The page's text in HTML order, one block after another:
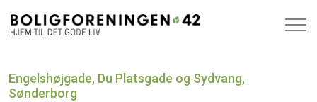
Engelshøjgade, Du Platsgade og Sydvang,
Sønderborg